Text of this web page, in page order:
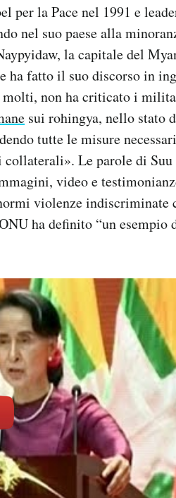
per la Pace nel 1991 e
nel suo paese alla
la capitale del
ha fatto il suo discorso in
molti, non ha criticato i
sui rohingya, nello stato
tutte le misure
Le parole di
video e
violenze indiscriminate
ha definito “un esempio